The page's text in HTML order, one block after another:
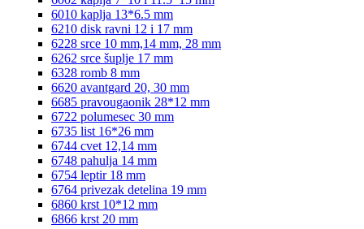
6010 kaplja 13*6.5 mm
6210 disk ravni 12 i 17 mm
6228 srce 10 mm,14 mm, 28 mm
6262 srce šuplje 17 mm
6328 romb 8 mm
6620 avantgard 20, 30 mm
6685 pravougaonik 28*12 mm
6722 polumesec 30 mm
6735 list 16*26 mm
6744 cvet 12,14 mm
6748 pahulja 14 mm
6754 leptir 18 mm
6764 privezak detelina 19 mm
6860 krst 10*12 mm
6866 krst 20 mm